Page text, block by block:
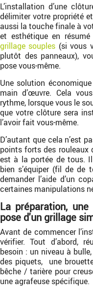
L’installation d’une
délimiter votre propriété
aussi la touche finale à
et esthétique en
grillage souples (si vous
plutôt des panneaux),
pose vous-même.
Une solution
main d’œuvre. Cela
rythme, lorsque vous le
que votre clôture sera
l’avoir fait vous-même.
D’autant que cela n’est
points forts des rouleaux
est à la portée de tous.
bien s’équiper (fil de de
demander l’aide d’un
certaines manipulations
La préparation,
pose d'un grillage
Avant de commencer
vérifier. Tout d’abord,
besoin : un niveau à
des piquets, une
bêche / tarière pour
une agrafeuse spécifique.